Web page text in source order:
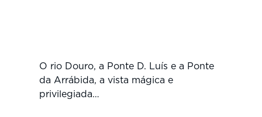
O rio Douro, a Ponte D. Luís e a Ponte
da Arrábida, a vista mágica e
privilegiada…